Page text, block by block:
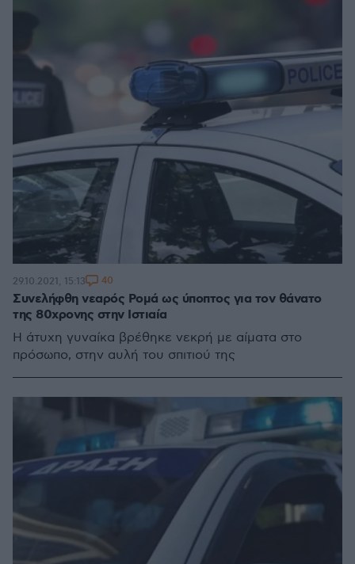
Συνελήφθη νεαρός Ρομά ως ύποπτος για τον θάνατο
της 80χρονης στην Ιστιαία
Η άτυχη γυναίκα βρέθηκε νεκρή με αίματα στο
πρόσωπο, στην αυλή του σπιτιού της
29.10.2021, 15:13 40